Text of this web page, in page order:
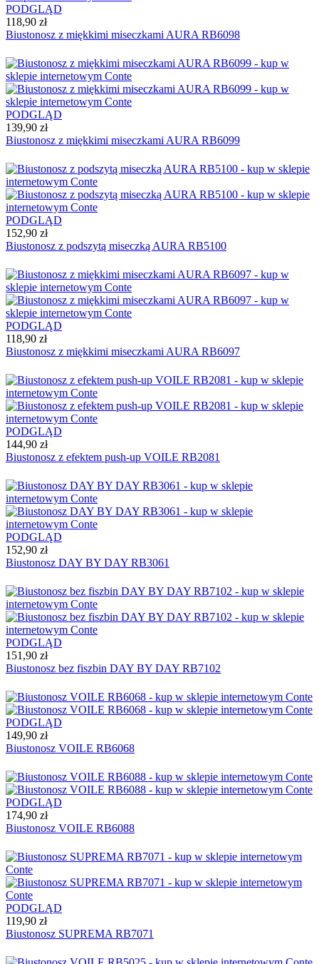
PODGLĄD
118,90 zł
Biustonosz z miękkimi miseczkami AURA RB6098
PODGLĄD
139,90 zł
Biustonosz z miękkimi miseczkami AURA RB6099
PODGLĄD
152,90 zł
Biustonosz z podszytą miseczką AURA RB5100
PODGLĄD
118,90 zł
Biustonosz z miękkimi miseczkami AURA RB6097
PODGLĄD
144,90 zł
Biustonosz z efektem push-up VOILE RB2081
PODGLĄD
152,90 zł
Biustonosz DAY BY DAY RB3061
PODGLĄD
151,90 zł
Biustonosz bez fiszbin DAY BY DAY RB7102
PODGLĄD
149,90 zł
Biustonosz VOILE RB6068
PODGLĄD
174,90 zł
Biustonosz VOILE RB6088
PODGLĄD
119,90 zł
Biustonosz SUPREMA RB7071